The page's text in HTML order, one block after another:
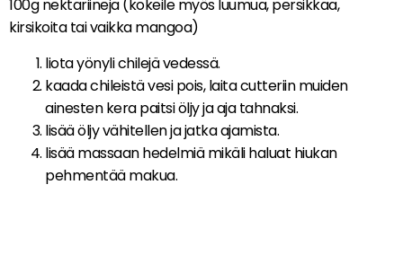
100g nektariineja (kokeile myös luumua, persikkaa,
kirsikoita tai vaikka mangoa)
liota yönyli chilejä vedessä.
kaada chileistä vesi pois, laita cutteriin muiden
ainesten kera paitsi öljy ja aja tahnaksi.
lisää öljy vähitellen ja jatka ajamista.
lisää massaan hedelmiä mikäli haluat hiukan
pehmentää makua.